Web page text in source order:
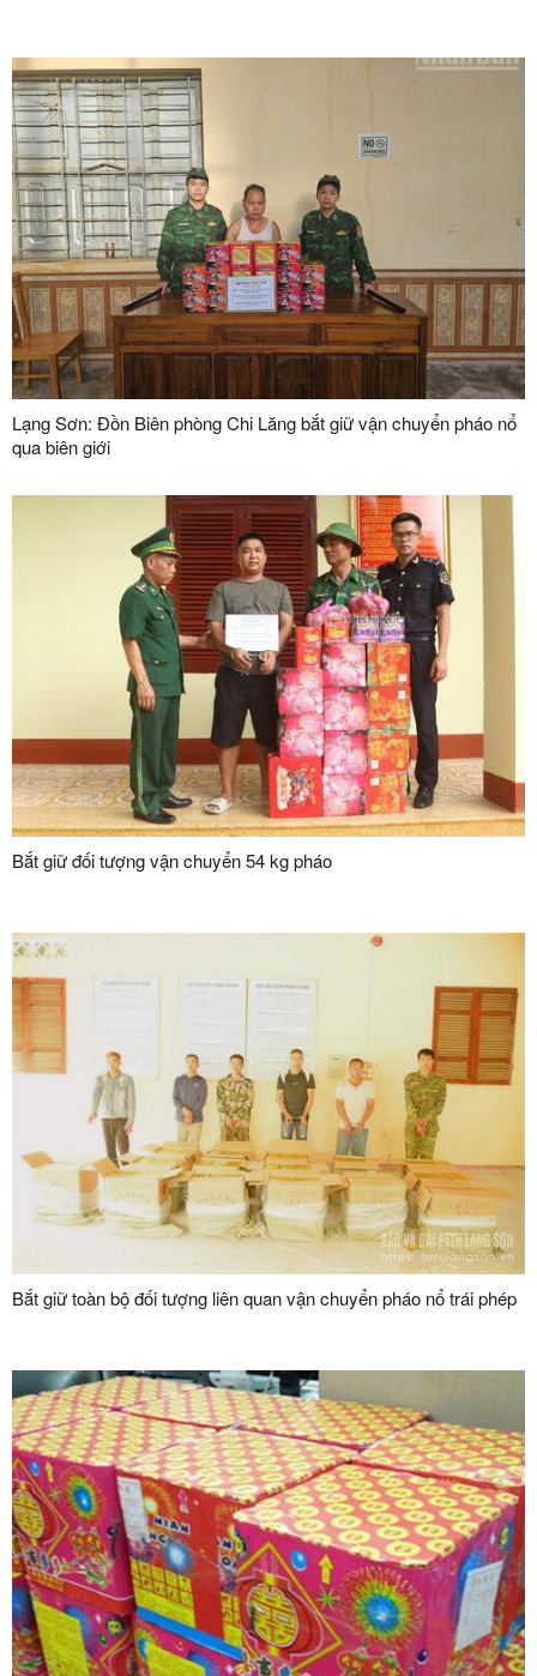
Lạng Sơn: Đồn Biên phòng Chi Lăng bắt giữ vận chuyển pháo nổ
qua biên giới
Bắt giữ đối tượng vận chuyển 54 kg pháo
Bắt giữ toàn bộ đối tượng liên quan vận chuyển pháo nổ trái phép